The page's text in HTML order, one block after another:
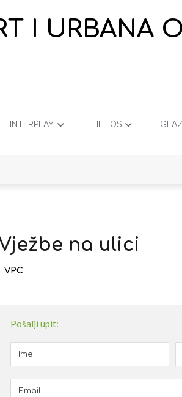
I URBANA
INTERPLAY HELIOS
na ulici
Pošalji upit: